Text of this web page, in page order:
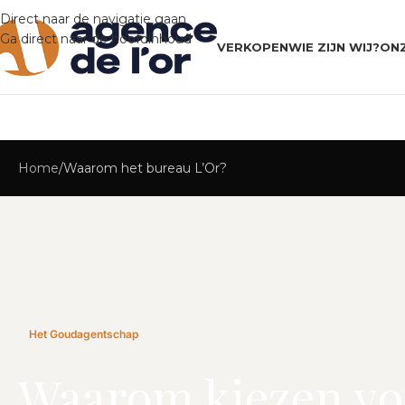
Direct naar de navigatie gaan
Ga direct naar de hoofdinhoud
VERKOPENWIE ZIJN WIJ?
Home Waarom het bureau L’Or?
Het Goudagentschap